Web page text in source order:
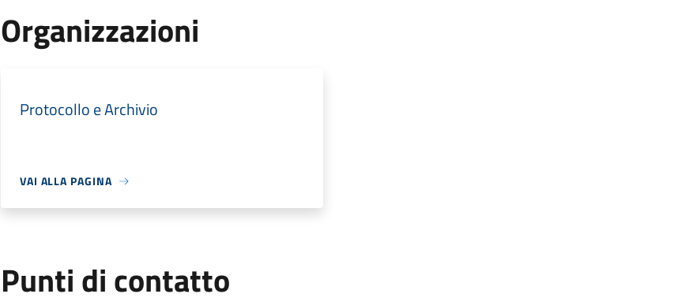
Organizzazioni
Protocollo e Archivio
VAI ALLA PAGINA
Punti di contatto